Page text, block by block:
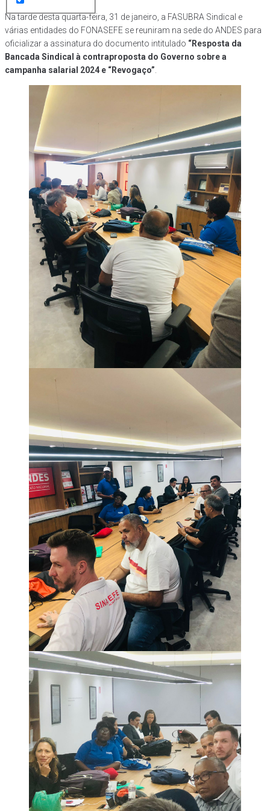
Na tarde desta quarta-feira, 31 de janeiro, a FASUBRA Sindical e
várias entidades do FONASEFE se reuniram na sede do ANDES para
oficializar a assinatura do documento intitulado “Resposta da
Bancada Sindical à contraproposta do Governo sobre a
campanha salarial 2024 e “Revogaço”